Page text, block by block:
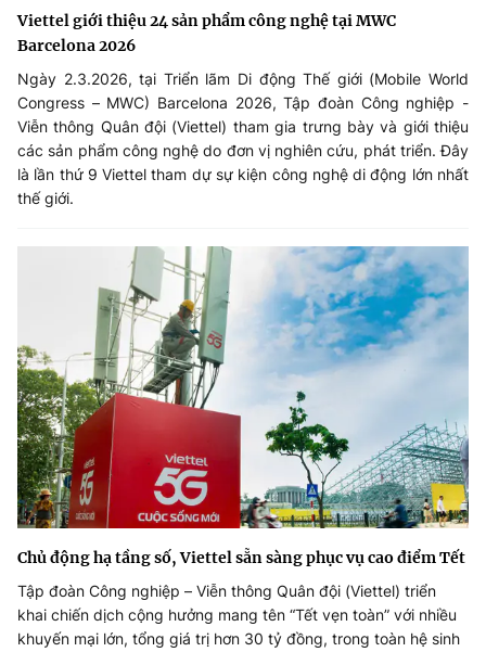
Viettel giới thiệu 24 sản phẩm công nghệ tại MWC
Barcelona 2026
Ngày 2.3.2026, tại Triển lãm Di động Thế giới (Mobile World
Congress – MWC) Barcelona 2026, Tập đoàn Công nghiệp -
Viễn thông Quân đội (Viettel) tham gia trưng bày và giới thiệu
các sản phẩm công nghệ do đơn vị nghiên cứu, phát triển. Đây
là lần thứ 9 Viettel tham dự sự kiện công nghệ di động lớn nhất
thế giới.
Chủ động hạ tầng số, Viettel sẵn sàng phục vụ cao điểm Tết
Tập đoàn Công nghiệp – Viễn thông Quân đội (Viettel) triển
khai chiến dịch cộng hưởng mang tên “Tết vẹn toàn” với nhiều
khuyến mại lớn, tổng giá trị hơn 30 tỷ đồng, trong toàn hệ sinh